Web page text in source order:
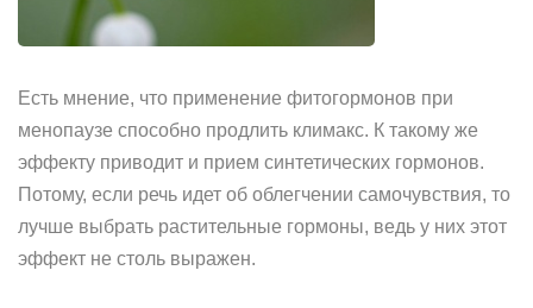
Есть мнение, что применение фитогормонов при
менопаузе способно продлить климакс. К такому же
эффекту приводит и прием синтетических гормонов.
Потому, если речь идет об облегчении самочувствия, то
лучше выбрать растительные гормоны, ведь у них этот
эффект не столь выражен.